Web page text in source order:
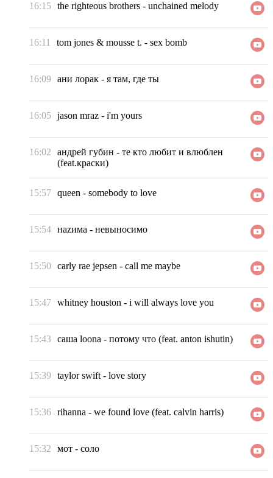
16:15 the righteous brothers - unchained melody
16:11 tom jones & mousse t. - sex bomb
16:09 ани лорак - я там, где ты
16:05 jason mraz - i'm yours
16:02 андрей губин - те кто любит и влюблен
(feat.краски)
15:57 queen - somebody to love
15:54 наzима - невыносимо
15:50 carly rae jepsen - call me maybe
15:47 whitney houston - i will always love you
15:43 саша loona - потому что (feat. anton ishutin)
15:39 taylor swift - love story
15:36 rihanna - we found love (feat. calvin harris)
15:32 мот - соло